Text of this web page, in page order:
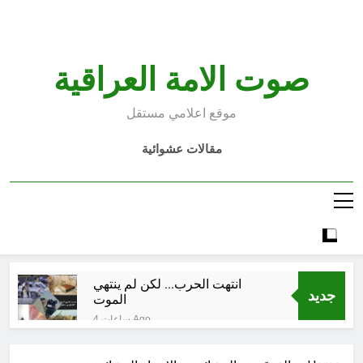
صوت الامة العراقية
موقع اعلامي مستقل
مقالات عشوائية
جديد
انتهت الحرب… لكن لم ينتهي
الموت
4 ساعات Ago